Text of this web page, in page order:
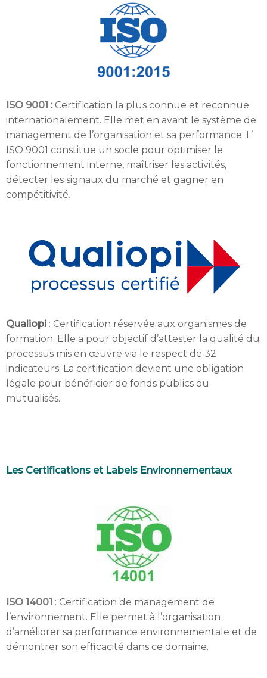
ISO 9001 : Certification la plus connue et reconnue
internationalement. Elle met en avant le système de
management de l’organisation et sa performance. L’
ISO 9001 constitue un socle pour optimiser le
fonctionnement interne, maîtriser les activités,
détecter les signaux du marché et gagner en
compétitivité.
Qualiopi : Certification réservée aux organismes de
formation. Elle a pour objectif d’attester la qualité du
processus mis en œuvre via le respect de 32
indicateurs. La certification devient une obligation
légale pour bénéficier de fonds publics ou
mutualisés.
Les Certifications et Labels Environnementaux
ISO 14001 : Certification de management de
l’environnement. Elle permet à l’organisation
d’améliorer sa performance environnementale et de
démontrer son efficacité dans ce domaine.